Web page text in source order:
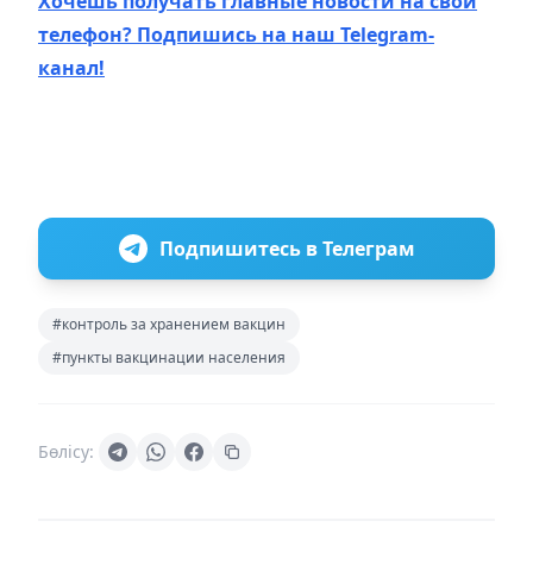
телефон? Подпишись на наш Telegram-
канал!
Подпишитесь в Телеграм
#контроль за хранением вакцин
#пункты вакцинации населения
Бөлісу: